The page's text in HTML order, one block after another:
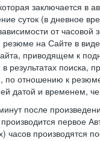
заключается в
суток (в дневное
от часовой
на Сайте в
приводящем к
результатах поиска,
по отношению к
датой и временем,
после
первое
часов производятся